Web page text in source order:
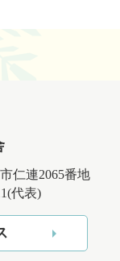
仁連2065番地
代表)